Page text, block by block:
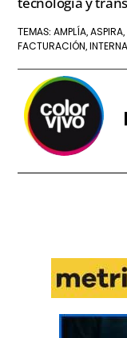
TEMAS:AMPLÍA ,ASPIRA
FACTURACIÓN ,